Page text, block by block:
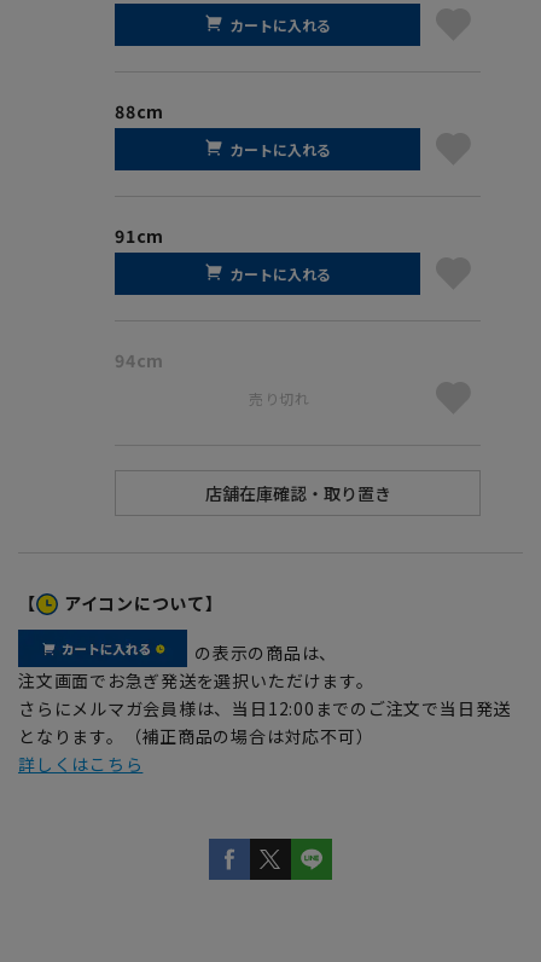
カートに入れる
88cm
カートに入れる
91cm
カートに入れる
94cm
売り切れ
【 アイコンについて】
の表示の商品は、
注文画面でお急ぎ発送を選択いただけます。
さらにメルマガ会員様は、当日12:00までのご注文で当日発送
となります。（補正商品の場合は対応不可）
詳しくはこちら